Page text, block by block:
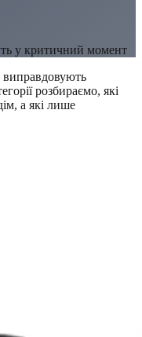
у критичний момент
розбираємо, які
а які лише